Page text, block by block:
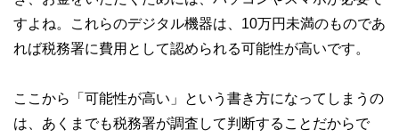
すよね。これらのデジタル機器は、10万円未満のものであ
れば税務署に費用として認められる可能性が高いです。
ここから「可能性が高い」という書き方になってしまうの
は、あくまでも税務署が調査して判断することだからで